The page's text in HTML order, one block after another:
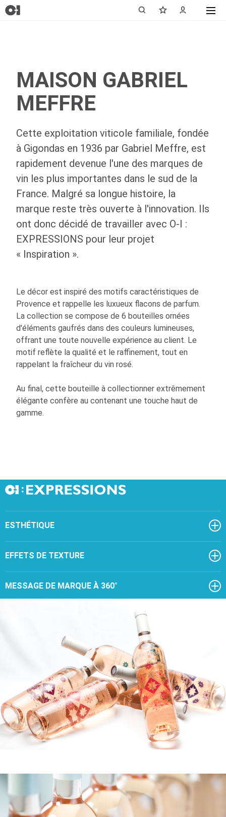
MAISON GABRIEL
MEFFRE
Cette exploitation viticole familiale, fondée
à Gigondas en 1936 par Gabriel Meffre, est
rapidement devenue l'une des marques de
vin les plus importantes dans le sud de la
France. Malgré sa longue histoire, la
marque reste très ouverte à l'innovation. Ils
ont donc décidé de travailler avec O-I :
EXPRESSIONS pour leur projet
« Inspiration ».
Le décor est inspiré des motifs caractéristiques de
Provence et rappelle les luxueux flacons de parfum.
La collection se compose de 6 bouteilles ornées
d'éléments gaufrés dans des couleurs lumineuses,
offrant une toute nouvelle expérience au client. Le
motif reflète la qualité et le raffinement, tout en
rappelant la fraîcheur du vin rosé.
Au final, cette bouteille à collectionner extrêmement
élégante confère au contenant une touche haut de
gamme.
ESTHÉTIQUE
EFFETS DE TEXTURE
MESSAGE DE MARQUE À 360°